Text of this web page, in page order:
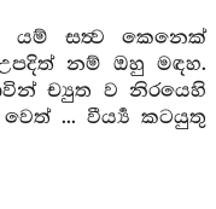
යම් සත්‍ව කෙනෙක්
නම් ඔහු මඳහ.
ච්‍යුත ව නිරයෙහි
... වීර්‍ය්‍ය කටයුතු